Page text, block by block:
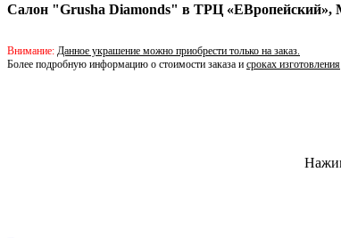
Салон "Grusha Diamonds" в ТРЦ «ЕВропейский»,
Внимание: Данное украшение можно приобрести только на заказ.
Более подробную информацию о стоимости заказа и сроках изготовления